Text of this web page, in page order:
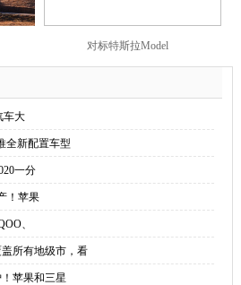
对标特斯拉Model
车大
全新配置车型
一分
！苹果
、
所有地级市，看
苹果和三星